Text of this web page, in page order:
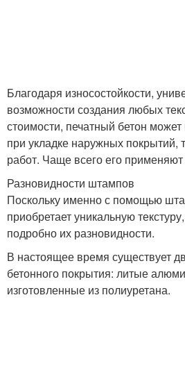
Благодаря износостойкости,
возможности создания любых
стоимости, печатный бетон может
при укладке наружных покрытий,
работ. Чаще всего его
Разновидности штампов
Поскольку именно с помощью
приобретает уникальную
подробно их разновидности.
В настоящее время существует
бетонного покрытия: литые
изготовленные из полиуретана.